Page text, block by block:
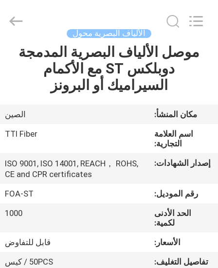
الصفحة
الرئيسية
معلومات
المعمل
مراقبة
الجودة
Reserved.
الألياف البصرية محول
موصل الألياف البصرية المدمجة
دوبلكس ST مع الأكمام
السيراميك أو البرونز
مكان المنشأ:
الصين
اسم العلامة
التجارية:
TTI Fiber
إصدار الشهادات:
ISO 9001, ISO 14001, REACH， ROHS,
CE and CPR certificates
رقم الموديل:
FOA-ST
الحد الأدنى
لكمية:
1000
الأسعار:
قابل للتفاوض
تفاصيل التغليف:
50PCS / كيس